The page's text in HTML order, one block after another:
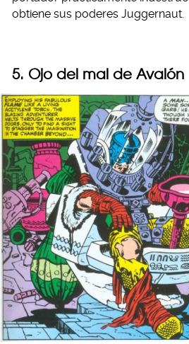
obtiene sus poderes Juggernaut.
5. Ojo del mal de Avalón